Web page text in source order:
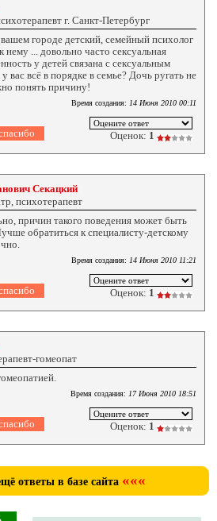
г. Санкт-Петербург
городе детский, семейный психолог
нему ... довольно часто сексуальная
у детей связана с сексуальным
вас всё в порядке в семье? Дочь ругать не
понять причину!
Время создания: 14 Июня 2010 00:11
Оценок: 1
Секацкий
психотерапевт
причин такого поведения может быть
обратиться к специалисту-детскому
Время создания: 14 Июня 2010 11:21
Оценок: 1
гомеопат
Время создания: 17 Июня 2010 18:51
Оценок: 1
ответы в базе сайта «««